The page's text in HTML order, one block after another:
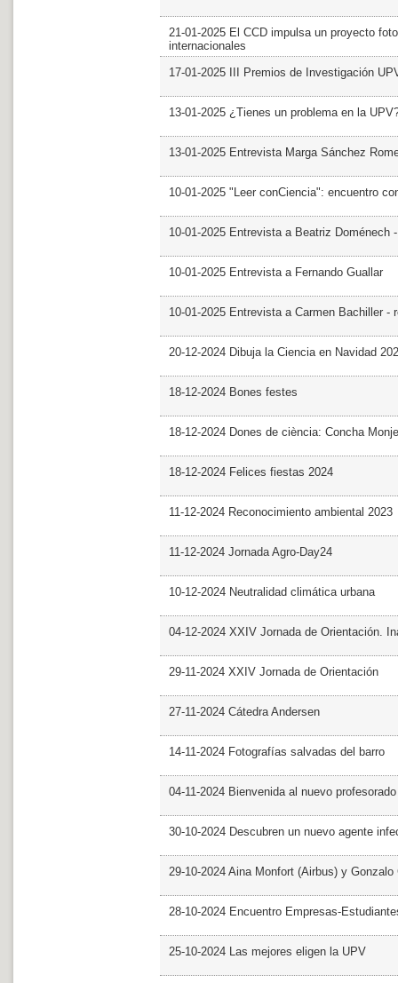
21-01-2025 El CCD impulsa un proyecto
internacionales
17-01-2025 III Premios de Investigación
13-01-2025 ¿Tienes un problema en la
13-01-2025 Entrevista Marga Sánchez
10-01-2025 "Leer conCiencia": encuentro
10-01-2025 Entrevista a Beatriz Doménech
10-01-2025 Entrevista a Fernando Guallar
10-01-2025 Entrevista a Carmen Bachiller -
20-12-2024 Dibuja la Ciencia en Navidad
18-12-2024 Bones festes
18-12-2024 Dones de ciència: Concha Monje
18-12-2024 Felices fiestas 2024
11-12-2024 Reconocimiento ambiental 2023
11-12-2024 Jornada Agro-Day24
10-12-2024 Neutralidad climática urbana
04-12-2024 XXIV Jornada de Orientación.
29-11-2024 XXIV Jornada de Orientación
27-11-2024 Cátedra Andersen
14-11-2024 Fotografías salvadas del barro
04-11-2024 Bienvenida al nuevo profesorado
30-10-2024 Descubren un nuevo agente
29-10-2024 Aina Monfort (Airbus) y
28-10-2024 Encuentro Empresas-
25-10-2024 Las mejores eligen la UPV